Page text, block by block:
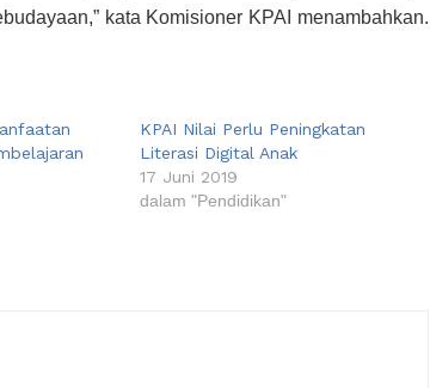
kata Komisioner KPAI menambahkan.
KPAI Nilai Perlu Peningkatan
Literasi Digital Anak
17 Juni 2019
dalam "Pendidikan"